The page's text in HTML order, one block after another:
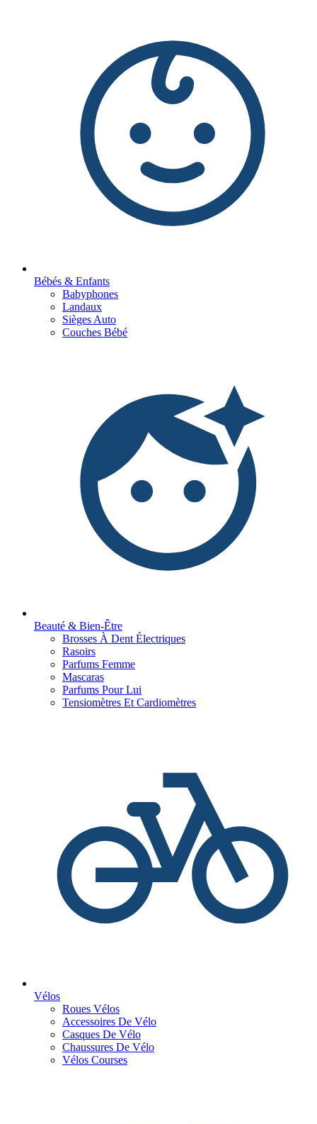
Bébés & Enfants
Babyphones
Landaux
Sièges Auto
Couches Bébé
Beauté & Bien-Être
Brosses À Dent Électriques
Rasoirs
Parfums Femme
Mascaras
Parfums Pour Lui
Tensiomètres Et Cardiomètres
Vélos
Roues Vélos
Accessoires De Vélo
Casques De Vélo
Chaussures De Vélo
Vélos Courses